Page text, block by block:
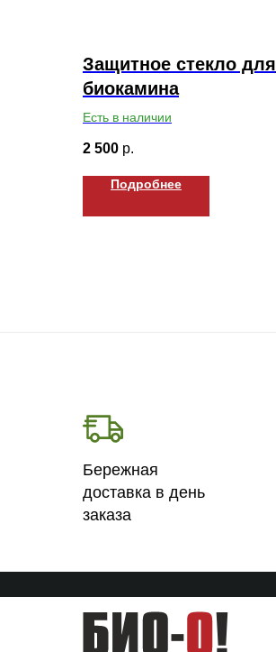
Защитное стекло для
биокамина
Есть в наличии
2 500 р.
Подробнее
Бережная
доставка в день
заказа